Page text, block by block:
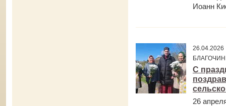
Иоанн
С
26